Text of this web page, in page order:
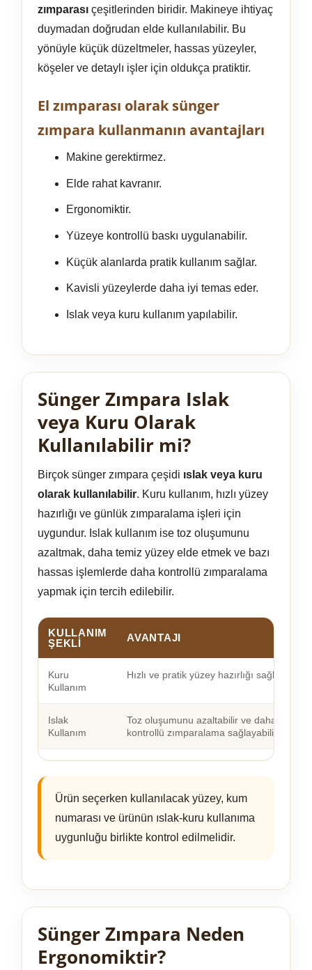
zımparası çeşitlerinden biridir. Makineye ihtiyaç
duymadan doğrudan elde kullanılabilir. Bu
yönüyle küçük düzeltmeler, hassas yüzeyler,
köşeler ve detaylı işler için oldukça pratiktir.
El zımparası olarak sünger
zımpara kullanmanın avantajları
Makine gerektirmez.
Elde rahat kavranır.
Ergonomiktir.
Yüzeye kontrollü baskı uygulanabilir.
Küçük alanlarda pratik kullanım sağlar.
Kavisli yüzeylerde daha iyi temas eder.
Islak veya kuru kullanım yapılabilir.
Sünger Zımpara Islak
veya Kuru Olarak
Kullanılabilir mi?
Birçok sünger zımpara çeşidi ıslak veya kuru
olarak kullanılabilir. Kuru kullanım, hızlı yüzey
hazırlığı ve günlük zımparalama işleri için
uygundur. Islak kullanım ise toz oluşumunu
azaltmak, daha temiz yüzey elde etmek ve bazı
hassas işlemlerde daha kontrollü zımparalama
yapmak için tercih edilebilir.
KULLANIM
ŞEKLI
AVANTAJI
Kuru
Kullanım
Hızlı ve pratik yüzey hazırlığı sağlar.
Islak
Kullanım
Toz oluşumunu azaltabilir ve daha
kontrollü zımparalama sağlayabilir.
Ürün seçerken kullanılacak yüzey, kum
numarası ve ürünün ıslak-kuru kullanıma
uygunluğu birlikte kontrol edilmelidir.
Sünger Zımpara Neden
Ergonomiktir?